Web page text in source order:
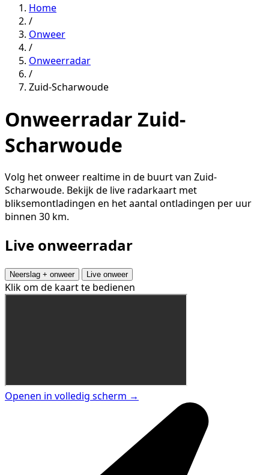
Home
/
Onweer
/
Onweerradar
/
Zuid-Scharwoude
Onweerradar Zuid-
Scharwoude
Volg het onweer realtime in de buurt van Zuid-
Scharwoude. Bekijk de live radarkaart met
bliksemontladingen en het aantal ontladingen per uur
binnen 30 km.
Live onweerradar
Neerslag + onweer Live onweer
Klik om de kaart te bedienen
Openen in volledig scherm →